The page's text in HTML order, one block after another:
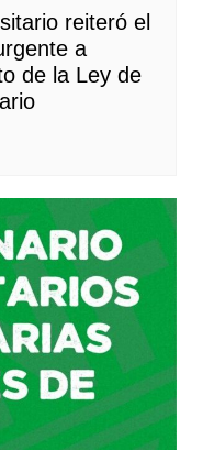
reiteró el
a
de la Ley de